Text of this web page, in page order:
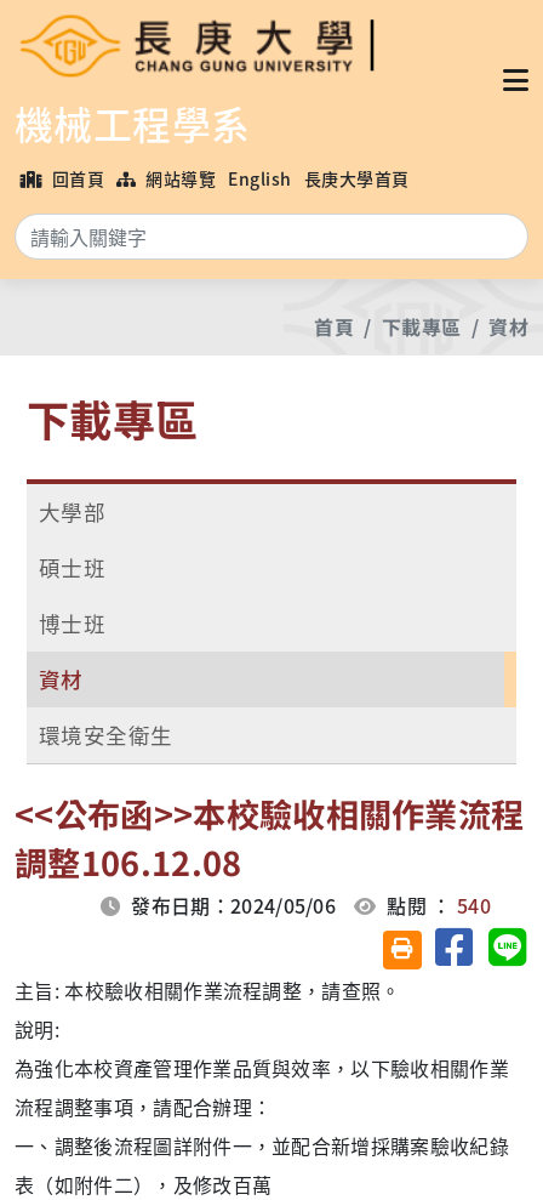
機械工程學系
回首頁 網站導覽 English 長庚大學首頁
搜尋
首頁 下載專區 資材
下載專區
大學部
碩士班
博士班
資材
環境安全衛生
<<公布函>>本校驗收相關作業流程
調整106.12.08
發布日期：2024/05/06 點閱 ：540
友善列印(另開視
分享至
主旨: 本校驗收相關作業流程調整，請查照。
說明:
為強化本校資產管理作業品質與效率，以下驗收相關作業
流程調整事項，請配合辦理：
一、調整後流程圖詳附件一，並配合新增採購案驗收紀錄
表（如附件二），及修改百萬